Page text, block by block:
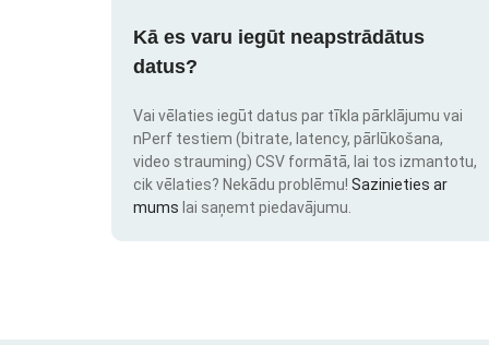
Kā es varu iegūt neapstrādātus
datus?
Vai vēlaties iegūt datus par tīkla pārklājumu vai
nPerf testiem (bitrate, latency, pārlūkošana,
video strauming) CSV formātā, lai tos izmantotu,
cik vēlaties? Nekādu problēmu! Sazinieties ar
mums lai saņemt piedavājumu.